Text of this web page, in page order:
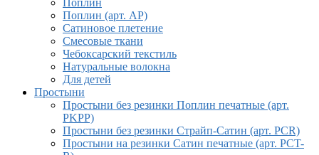
Поплин
Поплин (арт. AP)
Сатиновое плетение
Смесовые ткани
Чебоксарский текстиль
Натуральные волокна
Для детей
Простыни
Простыни без резинки Поплин печатные (арт.
PKPP)
Простыни без резинки Страйп-Сатин (арт. PCR)
Простыни на резинки Сатин печатные (арт. PCT-